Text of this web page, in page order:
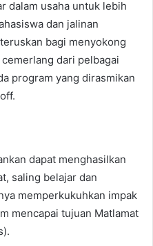
dalam usaha untuk lebih
dan jalinan
bagi menyokong
dari pelbagai
program yang dirasmikan
dapat menghasilkan
saling belajar dan
memperkukuhkan impak
mencapai tujuan Matlamat